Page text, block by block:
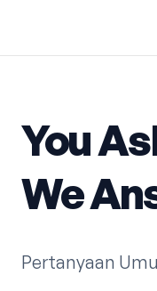
You
We
Pertanyaan